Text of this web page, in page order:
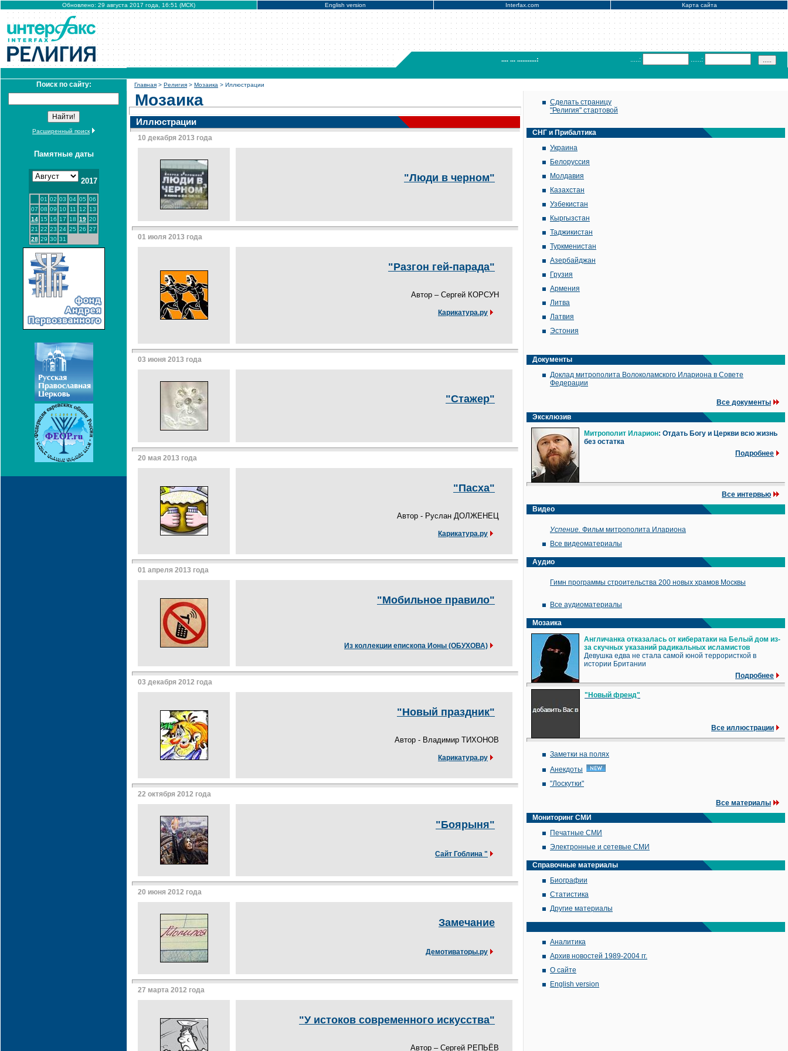
Обновлено: 29 августа 2017 года, 16:51 (МСК) English version Interfax.com Карта сайта
.... ... ...........: .....: ......:
Поиск по сайту:
Расширенный поиск
Памятные даты
2017
01 02 03 04 05 06
07 08 09 10 11 12
13
14 15 16 17 18 19 20
21 22 23 24 25 26 27
28 29 30 31
Главная > Религия > Мозаика > Иллюстрации
Мозаика
Иллюстрации
10 декабря 2013 года
"Люди в черном"
01 июля 2013 года
"Разгон гей-парада"
Автор – Сергей КОРСУН
Карикатура.ру
03 июня 2013 года
"Стажер"
20 мая 2013 года
"Пасха"
Автор - Руслан ДОЛЖЕНЕЦ
Карикатура.ру
01 апреля 2013 года
"Мобильное правило"
Из коллекции епископа Ионы (ОБУХОВА)
03 декабря 2012 года
"Новый праздник"
Автор - Владимир ТИХОНОВ
Карикатура.ру
22 октября 2012 года
"Боярыня"
Сайт Гоблина "
20 июня 2012 года
Замечание
Демотиваторы.ру
27 марта 2012 года
"У истоков современного искусства"
Автор – Сергей РЕПЬЁВ
Сделать страницу
"Религия" стартовой
СНГ и Прибалтика
Украина
Белоруссия
Молдавия
Казахстан
Узбекистан
Кыргызстан
Таджикистан
Туркменистан
Азербайджан
Грузия
Армения
Литва
Латвия
Эстония
Документы
Доклад митрополита Волоколамского Илариона в Совете
Федерации
Все документы
Эксклюзив
Митрополит Иларион: Отдать Богу и Церкви всю жизнь
без остатка
Подробнее
Все интервью
Видео
Успение. Фильм митрополита Илариона
Все видеоматериалы
Аудио
Гимн программы строительства 200 новых храмов Москвы
Все аудиоматериалы
Мозаика
Англичанка отказалась от кибератаки на Белый дом из-
за скучных указаний радикальных исламистов
Девушка едва не стала самой юной террористкой в
истории Британии
Подробнее
"Новый френд"
Все иллюстрации
Заметки на полях
Анекдоты
"Лоскутки"
Все материалы
Мониторинг СМИ
Печатные СМИ
Электронные и сетевые СМИ
Справочные материалы
Биографии
Статистика
Другие материалы
Аналитика
Архив новостей 1989-2004 гг.
О сайте
English version